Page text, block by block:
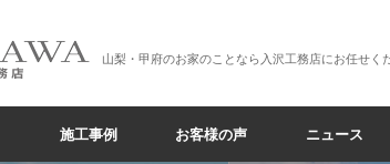
山梨・甲府のお家のことなら入沢工務店にお任せく
施工事例 お客様の声 ニュース